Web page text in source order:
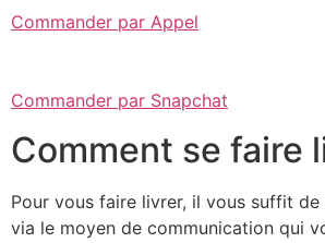
Commander par Appel
Commander par Snapchat
Comment se faire
Pour vous faire livrer, il vous suffit
via le moyen de communication qui